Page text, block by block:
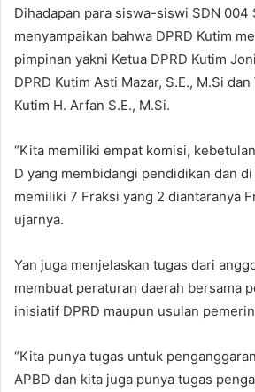
Dihadapan para siswa-siswi SDN 004
menyampaikan bahwa DPRD Kutim
pimpinan yakni Ketua DPRD Kutim
DPRD Kutim Asti Mazar, S.E., M.Si dan
Kutim H. Arfan S.E., M.Si.
“Kita memiliki empat komisi,
D yang membidangi pendidikan dan di
memiliki 7 Fraksi yang 2 diantaranya
ujarnya.
Yan juga menjelaskan tugas dari
membuat peraturan daerah bersama
inisiatif DPRD maupun usulan
“Kita punya tugas untuk
APBD dan kita juga punya tugas